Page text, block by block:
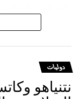
وسيدفع ثمنا باهظا
المشروعة للشعوب
السعودية أن تعي
في رفع الحصار عن
دوليات
نتنياهو